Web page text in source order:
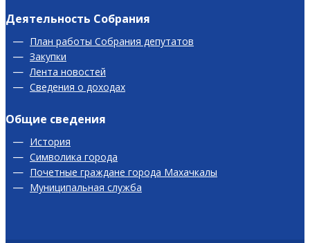
Деятельность Собрания
План работы Собрания депутатов
Закупки
Лента новостей
Сведения о доходах
Общие сведения
История
Символика города
Почетные граждане города Махачкалы
Муниципальная служба